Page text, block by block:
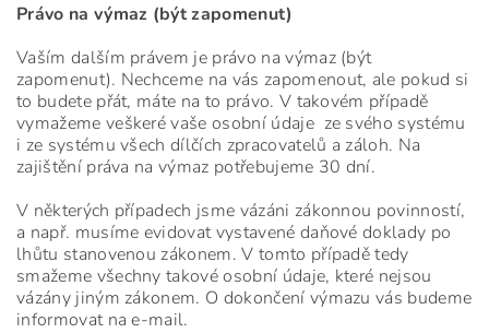
Právo na výmaz (být zapomenut)
Vaším dalším právem je právo na výmaz (být
zapomenut). Nechceme na vás zapomenout, ale pokud si
to budete přát, máte na to právo. V takovém případě
vymažeme veškeré vaše osobní údaje ze svého systému
i ze systému všech dílčích zpracovatelů a záloh. Na
zajištění práva na výmaz potřebujeme 30 dní.
V některých případech jsme vázáni zákonnou povinností,
a např. musíme evidovat vystavené daňové doklady po
lhůtu stanovenou zákonem. V tomto případě tedy
smažeme všechny takové osobní údaje, které nejsou
vázány jiným zákonem. O dokončení výmazu vás budeme
informovat na e-mail.